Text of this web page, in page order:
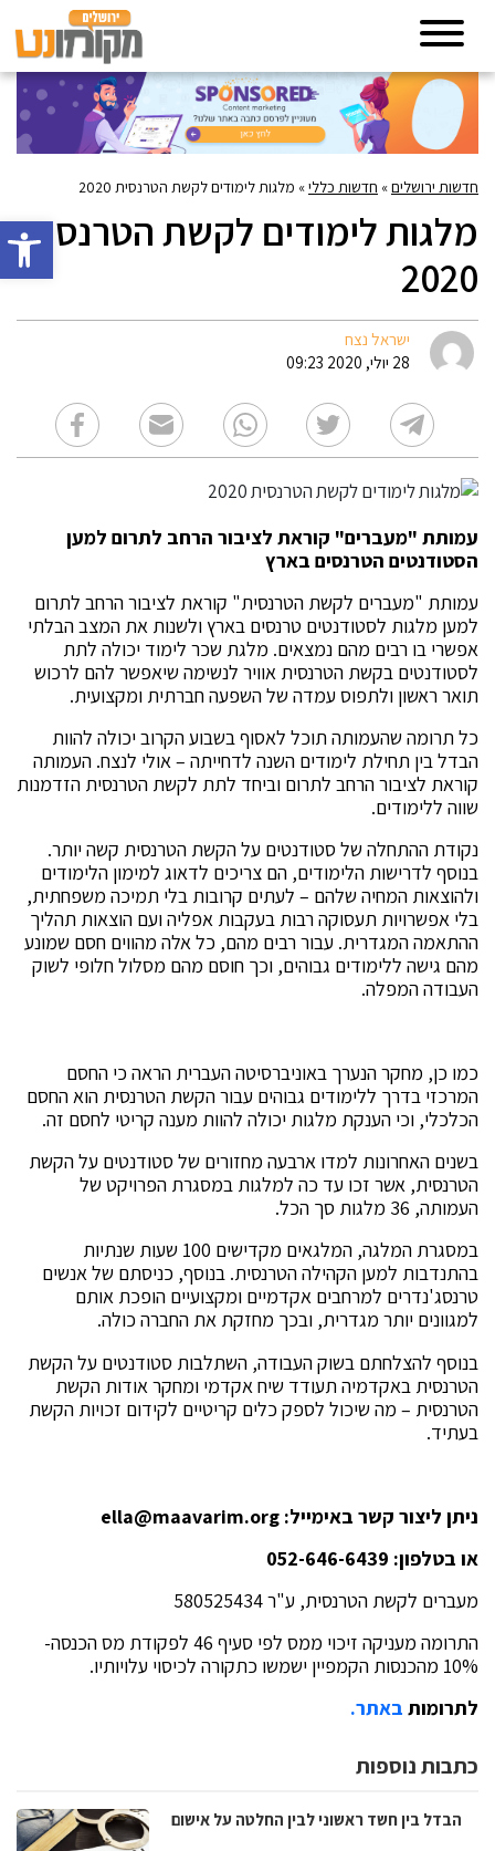
פתח
חדשות ירושלים» חדשות כללי» מלגות לימודים לקשת הטרנסית 2020
מלגות לימודים לקשת הטרנסית
2020
ישראל נצח
28 יולי, 2020 09:23
עמותת "מעברים" קוראת לציבור הרחב לתרום למען
הסטודנטים הטרנסים בארץ
עמותת "מעברים לקשת הטרנסית" קוראת לציבור הרחב לתרום
למען מלגות לסטודנטים טרנסים בארץ ולשנות את המצב הבלתי
אפשרי בו רבים מהם נמצאים. מלגת שכר לימוד יכולה לתת
לסטודנטים בקשת הטרנסית אוויר לנשימה שיאפשר להם לרכוש
תואר ראשון ולתפוס עמדה של השפעה חברתית ומקצועית.
כל תרומה שהעמותה תוכל לאסוף בשבוע הקרוב יכולה להוות
הבדל בין תחילת לימודים השנה לדחייתה – אולי לנצח. העמותה
קוראת לציבור הרחב לתרום וביחד לתת לקשת הטרנסית הזדמנות
שווה ללימודים.
נקודת ההתחלה של סטודנטים על הקשת הטרנסית קשה יותר.
בנוסף לדרישות הלימודים, הם צריכים לדאוג למימון הלימודים
ולהוצאות המחיה שלהם – לעתים קרובות בלי תמיכה משפחתית,
בלי אפשרויות תעסוקה רבות בעקבות אפליה ועם הוצאות תהליך
ההתאמה המגדרית. עבור רבים מהם, כל אלה מהווים חסם שמונע
מהם גישה ללימודים גבוהים, וכך חוסם מהם מסלול חלופי לשוק
העבודה המפלה.
כמו כן, מחקר הנערך באוניברסיטה העברית הראה כי החסם
המרכזי בדרך ללימודים גבוהים עבור הקשת הטרנסית הוא החסם
הכלכלי, וכי הענקת מלגות יכולה להוות מענה קריטי לחסם זה.
בשנים האחרונות למדו ארבעה מחזורים של סטודנטים על הקשת
הטרנסית, אשר זכו עד כה למלגות במסגרת הפרויקט של
העמותה, 36 מלגות סך הכל.
במסגרת המלגה, המלגאים מקדישים 100 שעות שנתיות
בהתנדבות למען הקהילה הטרנסית. בנוסף, כניסתם של אנשים
טרנסג'נדרים למרחבים אקדמיים ומקצועיים הופכת אותם
למגוונים יותר מגדרית, ובכך מחזקת את החברה כולה.
בנוסף להצלחתם בשוק העבודה, השתלבות סטודנטים על הקשת
הטרנסית באקדמיה תעודד שיח אקדמי ומחקר אודות הקשת
הטרנסית – מה שיכול לספק כלים קריטיים לקידום זכויות הקשת
בעתיד.
ניתן ליצור קשר באימייל: ella@maavarim.org
או בטלפון: 052-646-6439
מעברים לקשת הטרנסית, ע"ר 580525434
התרומה מעניקה זיכוי ממס לפי סעיף 46 לפקודת מס הכנסה-
10% מהכנסות הקמפיין ישמשו כתקורה לכיסוי עלויותיו.
לתרומות באתר.
כתבות נוספות
הבדל בין חשד ראשוני לבין החלטה על אישום